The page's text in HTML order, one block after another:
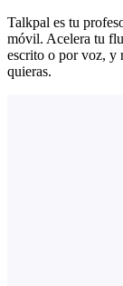
Talkpal es tu
móvil. Acelera tu
escrito o por voz, y
quieras.